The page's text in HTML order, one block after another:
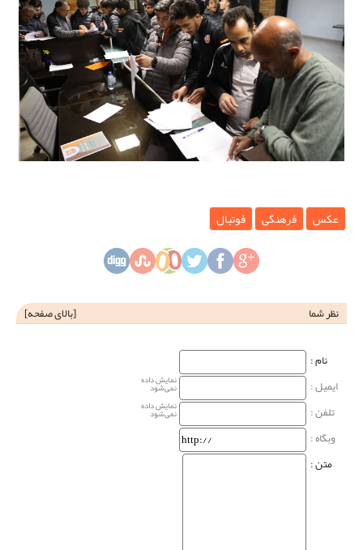
عکس فرهنگی فوتبال
نظر شما [بالای صفحه]
نام‌ :
ایمیل :
نمایش داده
نمی‌شود
تلفن : نمایش داده
نمی‌شود
وبگاه‌ :
متن :